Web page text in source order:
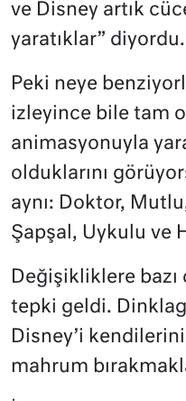
ve Disney artık
yaratıklar” diyordu.
Peki neye
izleyince bile tam
animasyonuyla
olduklarını
aynı: Doktor,
Şapşal, Uykulu ve
Değişikliklere
tepki geldi.
Disney’i
mahrum